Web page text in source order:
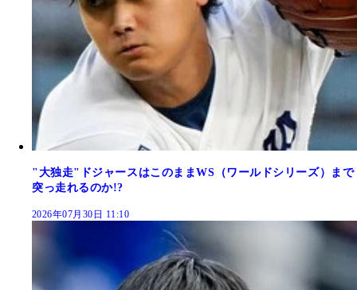
"大独走"ドジャースはこのままWS（ワールドシリーズ）まで
突っ走れるのか!?
2026年07月30日 11:10